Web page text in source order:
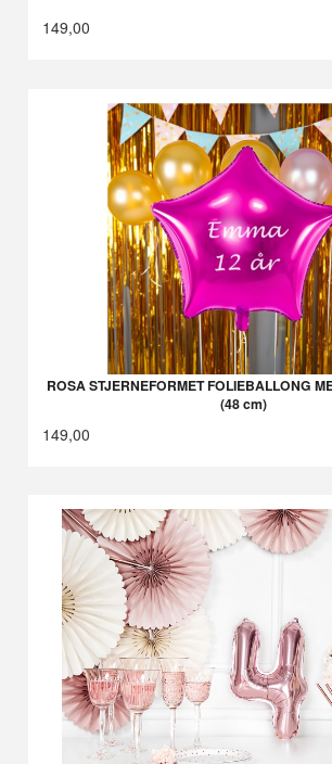
149,00
ROSA STJERNEFORMET FOLIEBALLONG
(48 cm)
149,00